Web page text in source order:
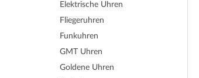
Elektrische Uhren
Fliegeruhren
Funkuhren
GMT Uhren
Goldene Uhren